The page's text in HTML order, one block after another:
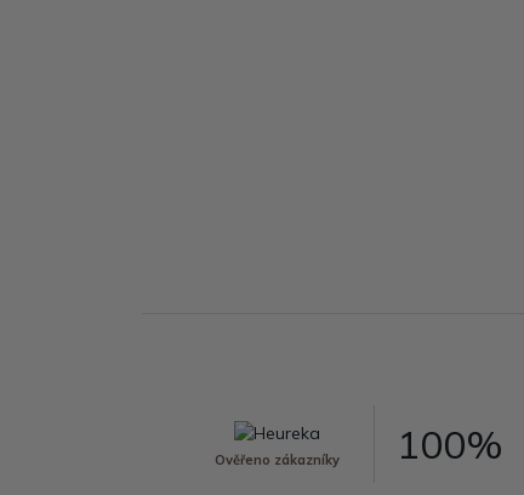
Ověřeno zákazníky 100%